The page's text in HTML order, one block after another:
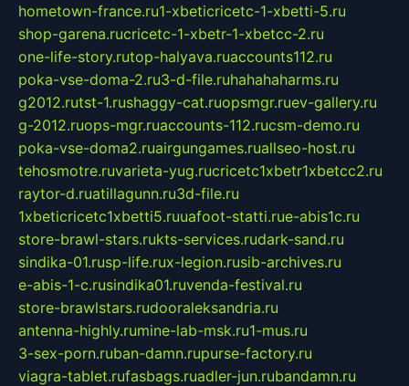
hometown-france.ru1-xbeticricetc-1-xbetti-5.ru
shop-garena.rucricetc-1-xbetr-1-xbetcc-2.ru
one-life-story.rutop-halyava.ruaccounts112.ru
poka-vse-doma-2.ru3-d-file.ruhahahaharms.ru
g2012.rutst-1.rushaggy-cat.ruopsmgr.ruev-gallery.ru
g-2012.ruops-mgr.ruaccounts-112.rucsm-demo.ru
poka-vse-doma2.ruairgungames.ruallseo-host.ru
tehosmotre.ruvarieta-yug.rucricetc1xbetr1xbetcc2.ru
raytor-d.ruatillagunn.ru3d-file.ru
1xbeticricetc1xbetti5.ruuafoot-statti.rue-abis1c.ru
store-brawl-stars.rukts-services.rudark-sand.ru
sindika-01.rusp-life.rux-legion.rusib-archives.ru
e-abis-1-c.rusindika01.ruvenda-festival.ru
store-brawlstars.rudooraleksandria.ru
antenna-highly.rumine-lab-msk.ru1-mus.ru
3-sex-porn.ruban-damn.rupurse-factory.ru
viagra-tablet.rufasbags.ruadler-jun.rubandamn.ru